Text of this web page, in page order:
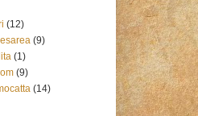
(12)
(9)
(1)
(9)
(14)